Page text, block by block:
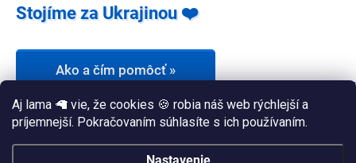
Aj lama 🦙 vie, že cookies 🍪 robia náš web rýchlejší a
príjemnejší. Pokračovaním súhlasíte s ich používaním.
Stojíme za Ukrajinou ❤️
Ako a čím pomôcť »